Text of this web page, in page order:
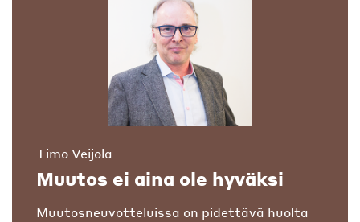
Timo Veijola
Muutos ei aina ole hyväksi
Muutosneuvotteluissa on pidettävä huolta